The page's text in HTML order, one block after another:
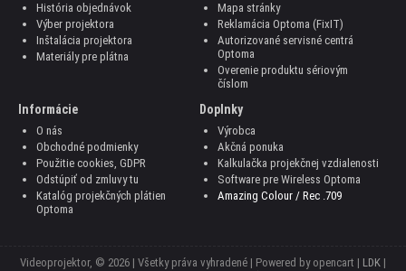
História objednávok
Výber projektora
Inštalácia projektora
Materiály pre plátna
Mapa stránky
Reklamácia Optoma (FixIT)
Autorizované servisné centrá
Optoma
Overenie produktu sériovým
číslom
Informácie
O nás
Obchodné podmienky
Použitie cookies, GDPR
Odstúpiť od zmluvy tu
Katalóg projekčných plátien
Optoma
Doplnky
Výrobca
Akčná ponuka
Kalkulačka projekčnej vzdialenosti
Software pre Wireless Optoma
Amazing Colour / Rec .709
Videoprojektor, © 2026 | Všetky práva vyhradené | Powered by opencart | LDK |